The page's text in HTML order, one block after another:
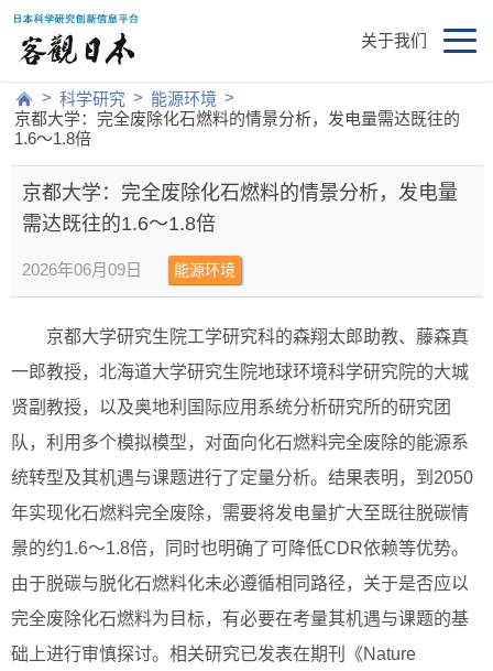
关于我们
> 科学研究 > 能源环境 >
京都大学：完全废除化石燃料的情景分析，发电量需达既往的
1.6～1.8倍
京都大学：完全废除化石燃料的情景分析，发电量
需达既往的1.6～1.8倍
2026年06月09日 能源环境
京都大学研究生院工学研究科的森翔太郎助教、藤森真
一郎教授，北海道大学研究生院地球环境科学研究院的大城
贤副教授，以及奥地利国际应用系统分析研究所的研究团
队，利用多个模拟模型，对面向化石燃料完全废除的能源系
统转型及其机遇与课题进行了定量分析。结果表明，到2050
年实现化石燃料完全废除，需要将发电量扩大至既往脱碳情
景的约1.6～1.8倍，同时也明确了可降低CDR依赖等优势。
由于脱碳与脱化石燃料化未必遵循相同路径，关于是否应以
完全废除化石燃料为目标，有必要在考量其机遇与课题的基
础上进行审慎探讨。相关研究已发表在期刊《Nature